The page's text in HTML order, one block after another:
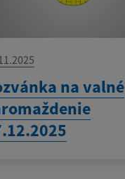
na valné